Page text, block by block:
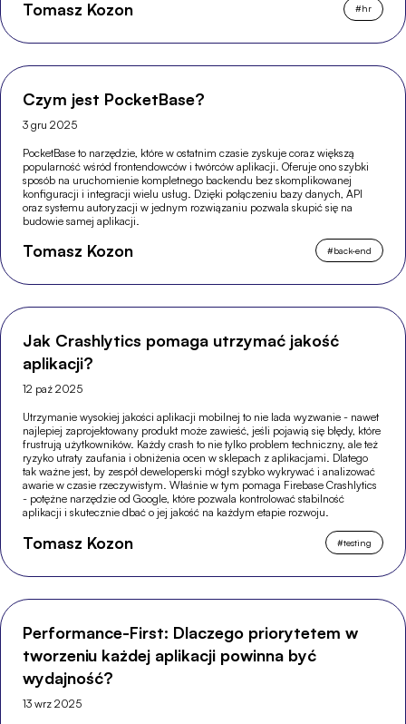
Tomasz Kozon #hr
Czym jest PocketBase?
3 gru 2025
PocketBase to narzędzie, które w ostatnim czasie zyskuje coraz większą
popularność wśród frontendowców i twórców aplikacji. Oferuje ono szybki
sposób na uruchomienie kompletnego backendu bez skomplikowanej
konfiguracji i integracji wielu usług. Dzięki połączeniu bazy danych, API
oraz systemu autoryzacji w jednym rozwiązaniu pozwala skupić się na
budowie samej aplikacji.
Tomasz Kozon #back-end
Jak Crashlytics pomaga utrzymać jakość
aplikacji?
12 paź 2025
Utrzymanie wysokiej jakości aplikacji mobilnej to nie lada wyzwanie - nawet
najlepiej zaprojektowany produkt może zawieść, jeśli pojawią się błędy, które
frustrują użytkowników. Każdy crash to nie tylko problem techniczny, ale też
ryzyko utraty zaufania i obniżenia ocen w sklepach z aplikacjami. Dlatego
tak ważne jest, by zespół deweloperski mógł szybko wykrywać i analizować
awarie w czasie rzeczywistym. Właśnie w tym pomaga Firebase Crashlytics
- potężne narzędzie od Google, które pozwala kontrolować stabilność
aplikacji i skutecznie dbać o jej jakość na każdym etapie rozwoju.
Tomasz Kozon #testing
Performance-First: Dlaczego priorytetem w
tworzeniu każdej aplikacji powinna być
wydajność?
13 wrz 2025